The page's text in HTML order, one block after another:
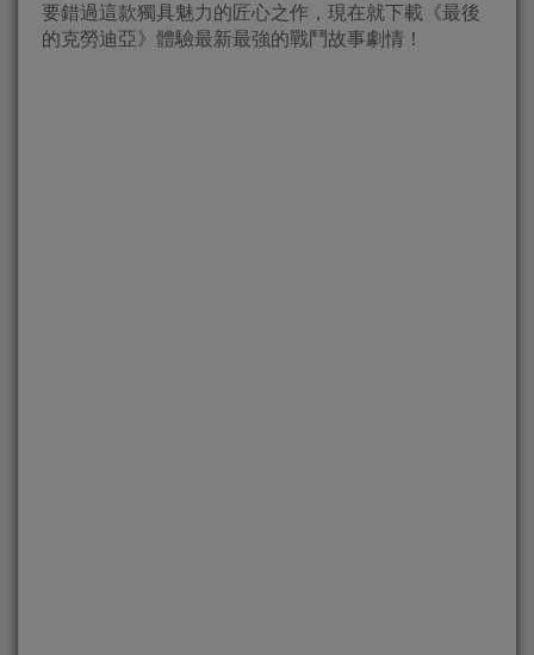
要錯過這款獨具魅力的匠心之作，現在就下載《最後
的克勞迪亞》體驗最新最強的戰鬥故事劇情！